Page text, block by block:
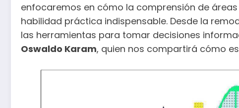
enfocaremos en cómo la comprensión de
habilidad práctica indispensable. Desde la
las herramientas para tomar decisiones
Oswaldo Karam, quien nos compartirá cómo